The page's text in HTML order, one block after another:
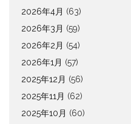
2026年4月 (63)
2026年3月 (59)
2026年2月 (54)
2026年1月 (57)
2025年12月 (56)
2025年11月 (62)
2025年10月 (60)